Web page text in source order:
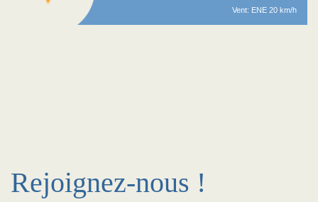
Vent: ENE 20 km/h
Rejoignez-nous !